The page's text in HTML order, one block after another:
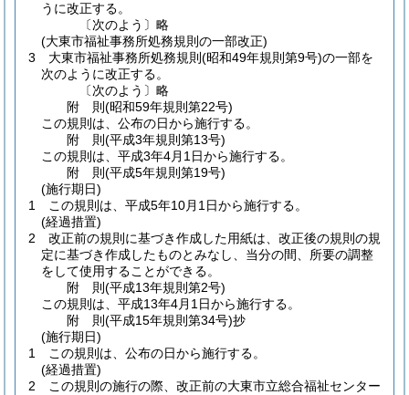
うに改正する。
〔次のよう〕略
(大東市福祉事務所処務規則の一部改正)
3
大東市福祉事務所処務規則 (昭和49年規則第9号)の一部を
次のように改正する。
〔次のよう〕略
附 則(昭和59年規則第22号)
この規則は、公布の日から施行する。
附 則(平成3年規則第13号)
この規則は、平成3年4月1日から施行する。
附 則(平成5年規則第19号)
(施行期日)
1
この規則は、平成5年10月1日から施行する。
(経過措置)
2
改正前の規則に基づき作成した用紙は、改正後の規則の規
定に基づき作成したものとみなし、当分の間、所要の調整
をして使用することができる。
附 則(平成13年規則第2号)
この規則は、平成13年4月1日から施行する。
附 則(平成15年規則第34号)抄
(施行期日)
1
この規則は、公布の日から施行する。
(経過措置)
2
この規則の施行の際、改正前の大東市立総合福祉センター